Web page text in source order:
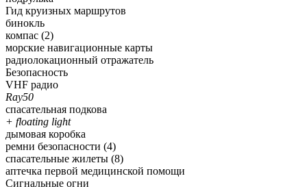
Гид круизных маршрутов
бинокль
компас (2)
морские навигационные карты
радиолокационный отражатель
Безопасность
VHF радио
Ray50
спасательная подкова
+ floating light
дымовая коробка
ремни безопасности (4)
спасательные жилеты (8)
аптечка первой медицинской помощи
Сигнальные огни